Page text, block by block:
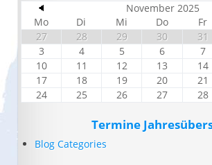
November 2025
Mo
Di Mi Do Fr
27
28 29 30 31
3
4 5 6 7
10
11 12 13 14
17
18 19 20 21
24
25 26 27 28
Termine
Blog Categories